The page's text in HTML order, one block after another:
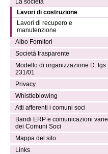
La società
Lavori di costruzione
Lavori di recupero e
manutenzione
Albo Fornitori
Società trasparente
Modello di organizzazione D. lgs
231/01
Privacy
Whistleblowing
Atti afferenti i comuni soci
Bandi ERP e comunicazioni varie
dei Comuni Soci
Mappa del sito
Links